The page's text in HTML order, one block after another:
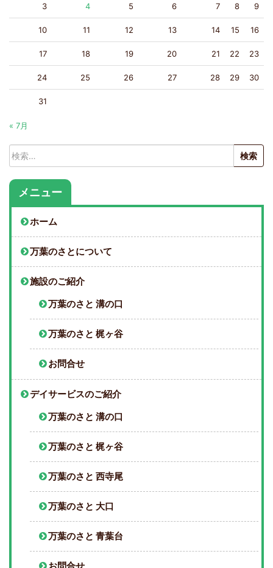
3 4 5 6 7 8 9
10 11 12 13 14 15 16
17 18 19 20 21 22 23
24 25 26 27 28 29 30
31
« 7月
検
索:
メニュー
ホーム
万葉のさとについて
施設のご紹介
万葉のさと 溝の口
万葉のさと 梶ヶ谷
お問合せ
デイサービスのご紹介
万葉のさと 溝の口
万葉のさと 梶ヶ谷
万葉のさと 西寺尾
万葉のさと 大口
万葉のさと 青葉台
お問合せ